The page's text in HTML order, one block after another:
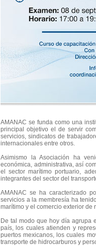
AMANAC se funda como una
principal objetivo el de servir
servicios, sindicatos de
internacionales entre otros.
Asimismo la Asociación ha
económica, administrativa, así
el sector marítimo portuario,
integrantes del sector del
AMANAC se ha caracterizado
servicios a la membresía ha
marítimo y el comercio exterior de
De tal modo que hoy día agrupa
país, los cuales atienden y
puertos mexicanos, los cuales
transporte de hidrocarburos y